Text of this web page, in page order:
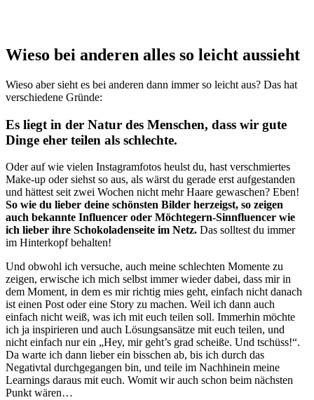
Wieso bei anderen alles so leicht aussieht
Wieso aber sieht es bei anderen dann immer so leicht aus? Das hat
verschiedene Gründe:
Es liegt in der Natur des Menschen, dass wir gute
Dinge eher teilen als schlechte.
Oder auf wie vielen Instagramfotos heulst du, hast verschmiertes
Make-up oder siehst so aus, als wärst du gerade erst aufgestanden
und hättest seit zwei Wochen nicht mehr Haare gewaschen? Eben!
So wie du lieber deine schönsten Bilder herzeigst, so zeigen
auch bekannte Influencer oder Möchtegern-Sinnfluencer wie
ich lieber ihre Schokoladenseite im Netz. Das solltest du immer
im Hinterkopf behalten!
Und obwohl ich versuche, auch meine schlechten Momente zu
zeigen, erwische ich mich selbst immer wieder dabei, dass mir in
dem Moment, in dem es mir richtig mies geht, einfach nicht danach
ist einen Post oder eine Story zu machen. Weil ich dann auch
einfach nicht weiß, was ich mit euch teilen soll. Immerhin möchte
ich ja inspirieren und auch Lösungsansätze mit euch teilen, und
nicht einfach nur ein „Hey, mir geht’s grad scheiße. Und tschüss!“.
Da warte ich dann lieber ein bisschen ab, bis ich durch das
Negativtal durchgegangen bin, und teile im Nachhinein meine
Learnings daraus mit euch. Womit wir auch schon beim nächsten
Punkt wären…